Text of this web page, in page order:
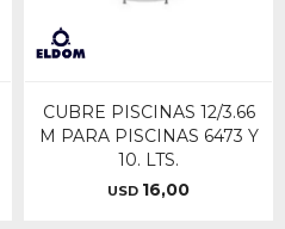
CUBRE PISCINAS 12/3.66
M PARA PISCINAS 6473 Y
10. LTS.
USD 16,00